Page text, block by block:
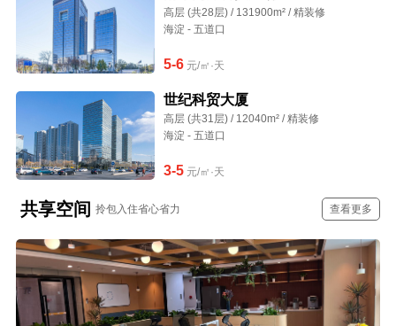
高层 (共28层) / 131900m² / 精装修
海淀 - 五道口
5-6元/㎡·天
世纪科贸大厦
高层 (共31层) / 12040m² / 精装修
海淀 - 五道口
3-5元/㎡·天
共享空间 拎包入住省心省力 查看更多